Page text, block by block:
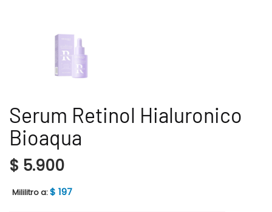
Serum Retinol Hialuronico
Bioaqua
$ 5.900
Mililitro a:$ 197